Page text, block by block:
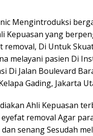
Mengintroduksi
Kepuasan yang
removal, Di Untuk
melayani pasien Di
Di Jalan Boulevard
Gading, Jakarta
Ahli Kepuasan
removal Agar
senang Sesudah